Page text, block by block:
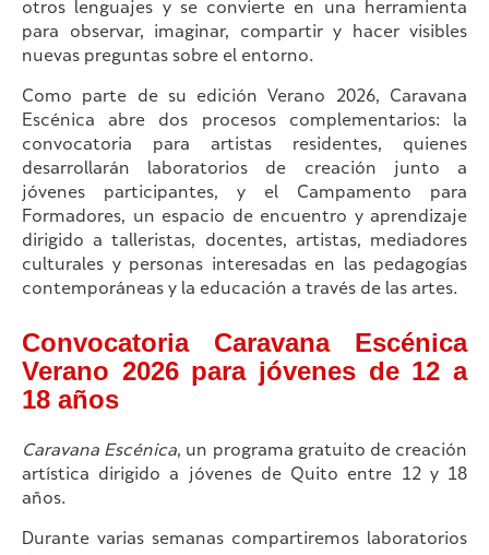
otros lenguajes y se convierte en una herramienta
para observar, imaginar, compartir y hacer visibles
nuevas preguntas sobre el entorno.
Como parte de su edición Verano 2026, Caravana
Escénica abre dos procesos complementarios: la
convocatoria para artistas residentes, quienes
desarrollarán laboratorios de creación junto a
jóvenes participantes, y el Campamento para
Formadores, un espacio de encuentro y aprendizaje
dirigido a talleristas, docentes, artistas, mediadores
culturales y personas interesadas en las pedagogías
contemporáneas y la educación a través de las artes.
Convocatoria Caravana Escénica
Verano 2026 para jóvenes de 12 a
18 años
Caravana Escénica, un programa gratuito de creación
artística dirigido a jóvenes de Quito entre 12 y 18
años.
Durante varias semanas compartiremos laboratorios